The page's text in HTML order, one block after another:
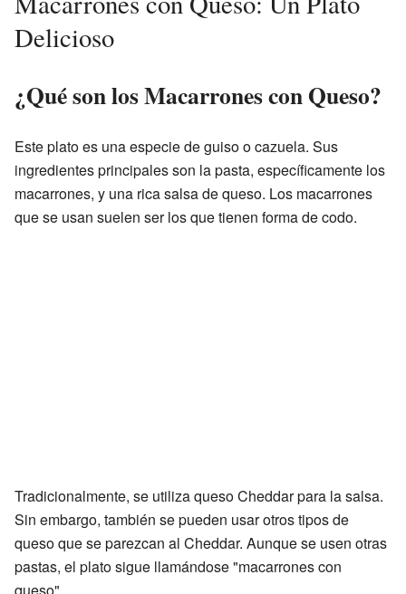
Delicioso
¿Qué son los Macarrones con Queso?
Este plato es una especie de guiso o cazuela. Sus
ingredientes principales son la pasta, específicamente los
macarrones, y una rica salsa de queso. Los macarrones
que se usan suelen ser los que tienen forma de codo.
Tradicionalmente, se utiliza queso Cheddar para la salsa.
Sin embargo, también se pueden usar otros tipos de
queso que se parezcan al Cheddar. Aunque se usen otras
pastas, el plato sigue llamándose "macarrones con